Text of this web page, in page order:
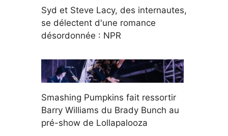
Syd et Steve Lacy, des internautes,
se délectent d'une romance
désordonnée : NPR
Smashing Pumpkins fait ressortir
Barry Williams du Brady Bunch au
pré-show de Lollapalooza